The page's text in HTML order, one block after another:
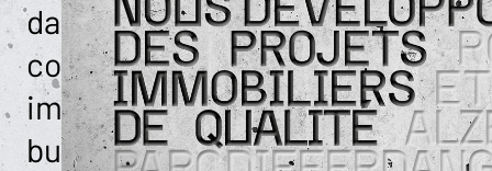
dans le développement et la
construction de projets
immobiliers résidentiels et de
bureaux au Grand-Duché du